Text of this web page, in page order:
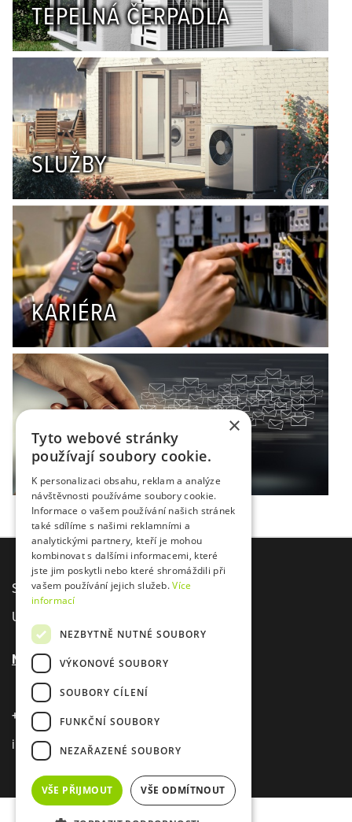
TEPELNÁ ČERPADLA
SLUŽBY
KARIÉRA
KONTAKTY
Sídlo společnosti E-Sea s. r. o.
U Agrostroje 2435, Pelhřimov 393 01
Novinky z firmy E-sea
+420 720 020 669
info@e-sea.cz
×
Tyto webové stránky
používají soubory cookie.
K personalizaci obsahu, reklam a analýze
návštěvnosti používáme soubory cookie.
Informace o vašem používání našich stránek
také sdílíme s našimi reklamními a
analytickými partnery, kteří je mohou
kombinovat s dalšími informacemi, které
jste jim poskytli nebo které shromáždili při
vašem používání jejich služeb.Více
informací
NEZBYTNĚ NUTNÉ SOUBORY
VÝKONOVÉ SOUBORY
SOUBORY CÍLENÍ
FUNKČNÍ SOUBORY
NEZAŘAZENÉ SOUBORY
VŠE PŘIJMOUT VŠE ODMÍTNOUT